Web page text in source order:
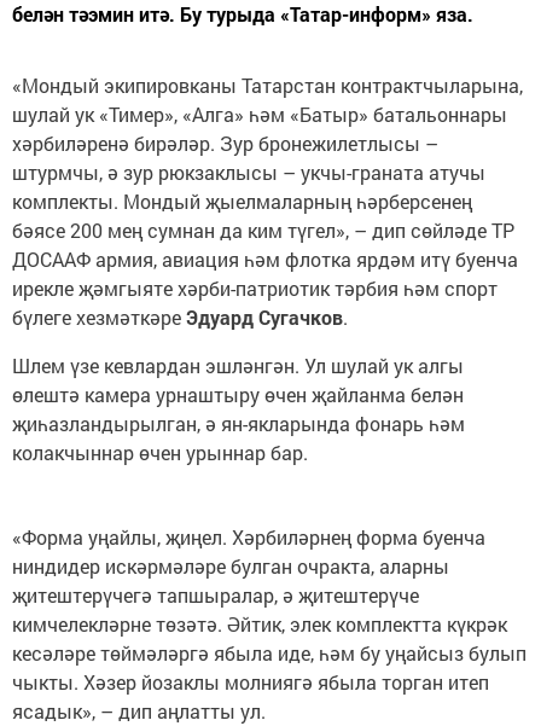
белән тәэмин итә. Бу турыда «Татар-информ» яза.
«Мондый экипировканы Татарстан контрактчыларына,
шулай ук «Тимер», «Алга» һәм «Батыр» батальоннары
хәрбиләренә бирәләр. Зур бронежилетлысы –
штурмчы, ә зур рюкзаклысы – укчы-граната атучы
комплекты. Мондый җыелмаларның һәрберсенең
бәясе 200 мең сумнан да ким түгел», – дип сөйләде ТР
ДОСААФ армия, авиация һәм флотка ярдәм итү буенча
ирекле җәмгыяте хәрби-патриотик тәрбия һәм спорт
бүлеге хезмәткәреЭдуард Сугачков.
Шлем үзе кевлардан эшләнгән. Ул шулай ук алгы
өлештә камера урнаштыру өчен җайланма белән
җиһазландырылган, ә ян-якларында фонарь һәм
колакчыннар өчен урыннар бар.
«Форма уңайлы, җиңел. Хәрбиләрнең форма буенча
ниндидер искәрмәләре булган очракта, аларны
җитештерүчегә тапшыралар, ә җитештерүче
кимчелекләрне төзәтә. Әйтик, элек комплектта күкрәк
кесәләре төймәләргә ябыла иде, һәм бу уңайсыз булып
чыкты. Хәзер йозаклы молниягә ябыла торган итеп
ясадык», – дип аңлатты ул.